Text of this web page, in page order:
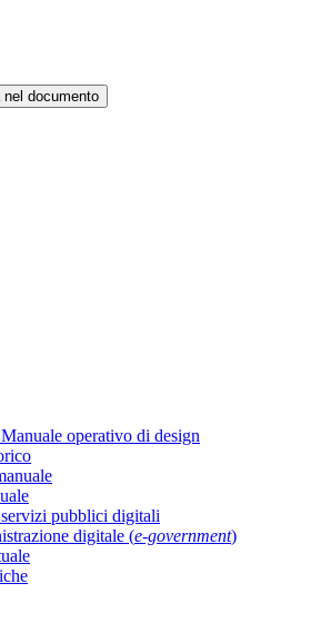
nel documento
operativo di design
pubblici digitali
digitale (e-government)